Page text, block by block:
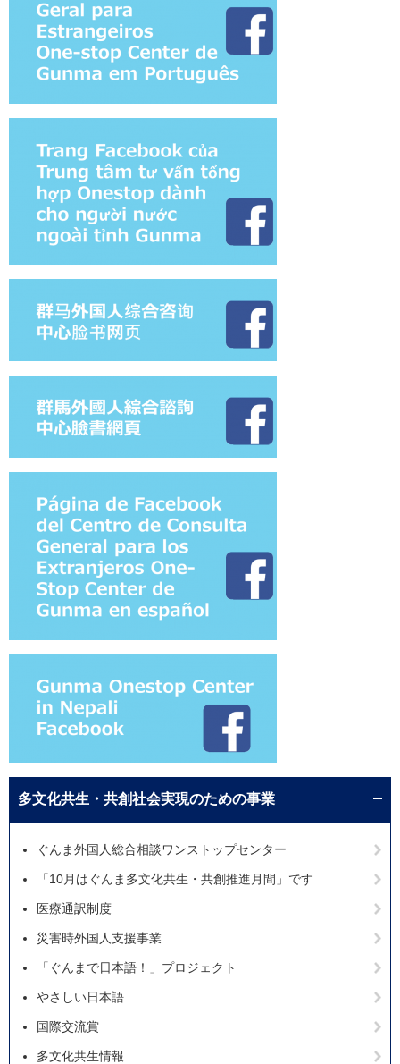
多文化共生・共創社会実現のための事業
ぐんま外国人総合相談ワンストップセンター
「10月はぐんま多文化共生・共創推進月間」です
医療通訳制度
災害時外国人支援事業
「ぐんまで日本語！」プロジェクト
やさしい日本語
国際交流賞
多文化共生情報